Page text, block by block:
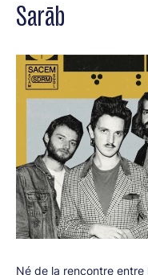
Sarāb
Né de la rencontre